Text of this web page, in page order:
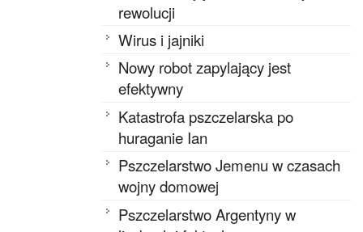
rewolucji
Wirus i jajniki
Nowy robot zapylający jest
efektywny
Katastrofa pszczelarska po
huraganie Ian
Pszczelarstwo Jemenu w czasach
wojny domowej
Pszczelarstwo Argentyny w